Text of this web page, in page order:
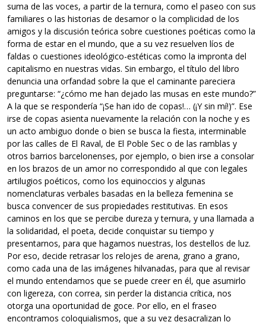
suma de las voces, a partir de la ternura, como el paseo con sus
familiares o las historias de desamor o la complicidad de los
amigos y la discusión teórica sobre cuestiones poéticas como la
forma de estar en el mundo, que a su vez resuelven líos de
faldas o cuestiones ideológico-estéticas como la impronta del
capitalismo en nuestras vidas. Sin embargo, el título del libro
denuncia una orfandad sobre la que el caminante pareciera
preguntarse: “¿cómo me han dejado las musas en este mundo?”
A la que se respondería “¡Se han ido de copas!… (¡Y sin mí!)”. Ese
irse de copas asienta nuevamente la relación con la noche y es
un acto ambiguo donde o bien se busca la fiesta, interminable
por las calles de El Raval, de El Poble Sec o de las ramblas y
otros barrios barcelonenses, por ejemplo, o bien irse a consolar
en los brazos de un amor no correspondido al que con legales
artilugios poéticos, como los equinoccios y algunas
nomenclaturas verbales basadas en la belleza femenina se
busca convencer de sus propiedades restitutivas. En esos
caminos en los que se percibe dureza y ternura, y una llamada a
la solidaridad, el poeta, decide conquistar su tiempo y
presentarnos, para que hagamos nuestras, los destellos de luz.
Por eso, decide retrasar los relojes de arena, grano a grano,
como cada una de las imágenes hilvanadas, para que al revisar
el mundo entendamos que se puede creer en él, que asumirlo
con ligereza, con correa, sin perder la distancia crítica, nos
otorga una oportunidad de goce. Por ello, en el fraseo
encontramos coloquialismos, que a su vez desacralizan lo